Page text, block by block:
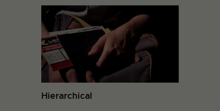
Hierarchical